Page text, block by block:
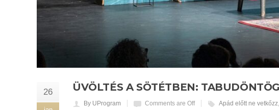
26 ÜVÖLTÉS A SÖTÉTBEN:
By UProgram Comments are Off Apád előtt ne vetkőzz,